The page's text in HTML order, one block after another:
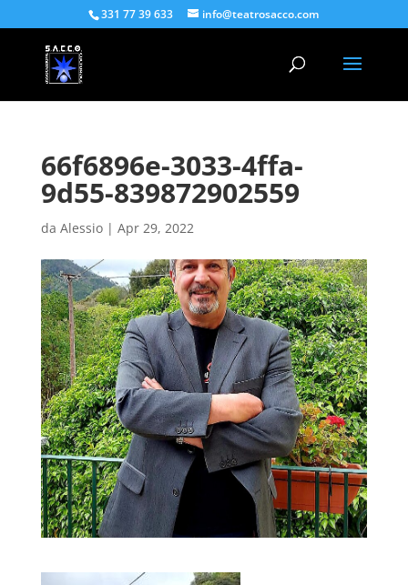
331 77 39 633 info@teatrosacco.com
66f6896e-3033-4ffa-
9d55-839872902559
da Alessio| Apr 29, 2022